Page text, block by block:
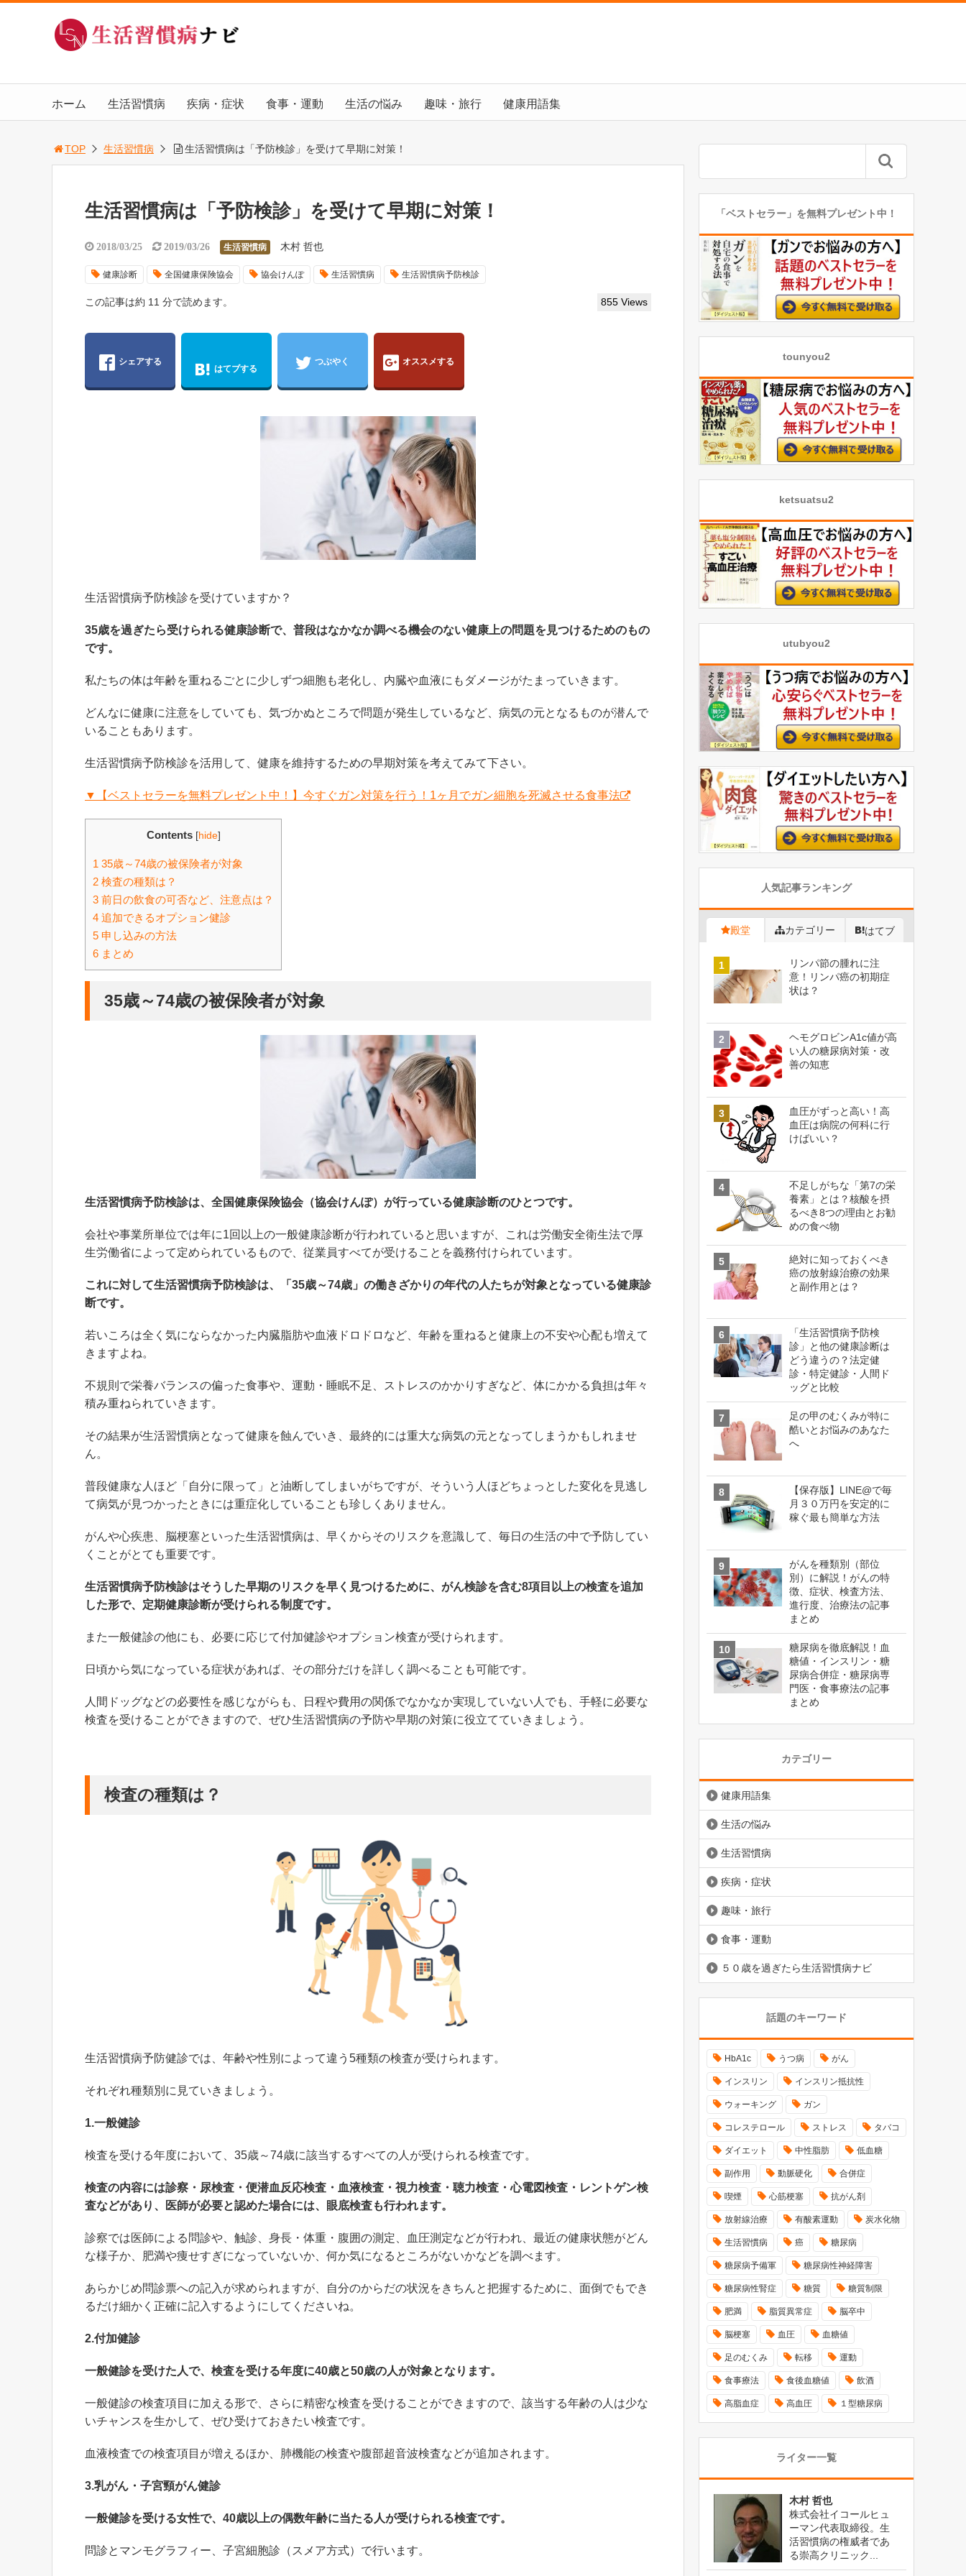
ホーム 生活習慣病 疾病・症状 食事・運動 生活の悩み 趣味・旅行 健康用語集
TOP 生活習慣病 生活習慣病は「予防検診」を受けて早期に対策！
生活習慣病は「予防検診」を受けて早期に対策！
2018/03/25 2019/03/26 生活習慣病 木村 哲也
健康診断 全国健康保険協会 協会けんぽ 生活習慣病 生活習慣病予防検診
この記事は約 11 分で読めます。 855 Views
シェアする
はてブする
つぶやく オススメする
生活習慣病予防検診を受けていますか？
35歳を過ぎたら受けられる健康診断で、普段はなかなか調べる機会のない健康上の問題を見つけるためのもの
です。
私たちの体は年齢を重ねるごとに少しずつ細胞も老化し、内臓や血液にもダメージがたまっていきます。
どんなに健康に注意をしていても、気づかぬところで問題が発生しているなど、病気の元となるものが潜んで
いることもあります。
生活習慣病予防検診を活用して、健康を維持するための早期対策を考えてみて下さい。
▼【ベストセラーを無料プレゼント中！】今すぐガン対策を行う！1ヶ月でガン細胞を死滅させる食事法
Contents [hide]
1 35歳～74歳の被保険者が対象
2 検査の種類は？
3 前日の飲食の可否など、注意点は？
4 追加できるオプション健診
5 申し込みの方法
6 まとめ
35歳～74歳の被保険者が対象
生活習慣病予防検診は、全国健康保険協会（協会けんぽ）が行っている健康診断のひとつです。
会社や事業所単位では年に1回以上の一般健康診断が行われていると思いますが、これは労働安全衛生法で厚
生労働省によって定められているもので、従業員すべてが受けることを義務付けられています。
これに対して生活習慣病予防検診は、「35歳～74歳」の働きざかりの年代の人たちが対象となっている健康診
断です。
若いころは全く気にならなかった内臓脂肪や血液ドロドロなど、年齢を重ねると健康上の不安や心配も増えて
きますよね。
不規則で栄養バランスの偏った食事や、運動・睡眠不足、ストレスのかかりすぎなど、体にかかる負担は年々
積み重ねられていきます。
その結果が生活習慣病となって健康を蝕んでいき、最終的には重大な病気の元となってしまうかもしれませ
ん。
普段健康な人ほど「自分に限って」と油断してしまいがちですが、そういう人ほどちょっとした変化を見逃し
て病気が見つかったときには重症化していることも珍しくありません。
がんや心疾患、脳梗塞といった生活習慣病は、早くからそのリスクを意識して、毎日の生活の中で予防してい
くことがとても重要です。
生活習慣病予防検診はそうした早期のリスクを早く見つけるために、がん検診を含む8項目以上の検査を追加
した形で、定期健康診断が受けられる制度です。
また一般健診の他にも、必要に応じて付加健診やオプション検査が受けられます。
日頃から気になっている症状があれば、その部分だけを詳しく調べることも可能です。
人間ドッグなどの必要性を感じながらも、日程や費用の関係でなかなか実現していない人でも、手軽に必要な
検査を受けることができますので、ぜひ生活習慣病の予防や早期の対策に役立てていきましょう。
検査の種類は？
生活習慣病予防健診では、年齢や性別によって違う5種類の検査が受けられます。
それぞれ種類別に見ていきましょう。
1.一般健診
検査を受ける年度において、35歳～74歳に該当するすべての人が受けられる検査です。
検査の内容には診察・尿検査・便潜血反応検査・血液検査・視力検査・聴力検査・心電図検査・レントゲン検
査などがあり、医師が必要と認めた場合には、眼底検査も行われます。
診察では医師による問診や、触診、身長・体重・腹囲の測定、血圧測定などが行われ、最近の健康状態がどん
な様子か、肥満や痩せすぎになっていないか、何か気になるところがないかなどを調べます。
あらかじめ問診票への記入が求められますが、自分のからだの状況をきちんと把握するために、面倒でもでき
るだけ細かく正確に記入するようにしてくださいね。
2.付加健診
一般健診を受けた人で、検査を受ける年度に40歳と50歳の人が対象となります。
一般健診の検査項目に加える形で、さらに精密な検査を受けることができますので、該当する年齢の人は少な
いチャンスを生かして、ぜひ受けておきたい検査です。
血液検査での検査項目が増えるほか、肺機能の検査や腹部超音波検査などが追加されます。
3.乳がん・子宮頸がん健診
一般健診を受ける女性で、40歳以上の偶数年齢に当たる人が受けられる検査です。
問診とマンモグラフィー、子宮細胞診（スメア方式）で行います。
「ベストセラー」を無料プレゼント中！
tounyou2
ketsuatsu2
utubyou2
人気記事ランキング
殿堂 カテゴリー はてブ
リンパ節の腫れに注
意！リンパ癌の初期症
状は？
ヘモグロビンA1c値が高
い人の糖尿病対策・改
善の知恵
血圧がずっと高い！高
血圧は病院の何科に行
けばいい？
不足しがちな「第7の栄
養素」とは？核酸を摂
るべき8つの理由とお勧
めの食べ物
絶対に知っておくべき
癌の放射線治療の効果
と副作用とは？
「生活習慣病予防検
診」と他の健康診断は
どう違うの？法定健
診・特定健診・人間ド
ッグと比較
足の甲のむくみが特に
酷いとお悩みのあなた
へ
【保存版】LINE@で毎
月３０万円を安定的に
稼ぐ最も簡単な方法
がんを種類別（部位
別）に解説！がんの特
徴、症状、検査方法、
進行度、治療法の記事
まとめ
糖尿病を徹底解説！血
糖値・インスリン・糖
尿病合併症・糖尿病専
門医・食事療法の記事
まとめ
カテゴリー
健康用語集
生活の悩み
生活習慣病
疾病・症状
趣味・旅行
食事・運動
５０歳を過ぎたら生活習慣病ナビ
話題のキーワード
HbA1c うつ病 がん
インスリン インスリン抵抗性
ウォーキング ガン
コレステロール ストレス タバコ
ダイエット 中性脂肪 低血糖
副作用 動脈硬化 合併症
喫煙 心筋梗塞 抗がん剤
放射線治療 有酸素運動 炭水化物
生活習慣病 癌 糖尿病
糖尿病予備軍 糖尿病性神経障害
糖尿病性腎症 糖質 糖質制限
肥満 脂質異常症 脳卒中
脳梗塞 血圧 血糖値
足のむくみ 転移 運動
食事療法 食後血糖値 飲酒
高脂血症 高血圧 １型糖尿病
ライター一覧
木村 哲也
株式会社イコールヒュ
ーマン代表取締役。生
活習慣病の権威者であ
る崇高クリニック...